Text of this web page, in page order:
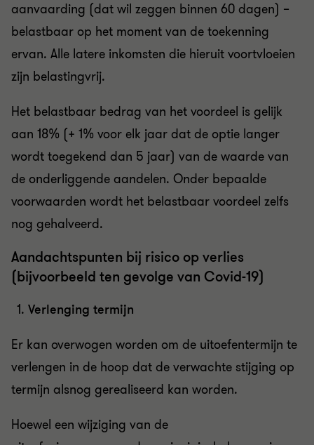
aanvaarding (dat wil zeggen binnen 60 dagen) –
belastbaar op het moment van de toekenning
ervan. Alle latere inkomsten die hieruit voortvloeien
zijn belastingvrij.
Het belastbaar bedrag van het voordeel is gelijk
aan 18% (+ 1% voor elk jaar dat de optie langer
wordt toegekend dan 5 jaar) van de waarde van
de onderliggende aandelen. Onder bepaalde
voorwaarden wordt het belastbaar voordeel zelfs
nog gehalveerd.
Aandachtspunten bij risico op verlies
(bijvoorbeeld ten gevolge van Covid-19)
Verlenging termijn
Er kan overwogen worden om de uitoefentermijn te
verlengen in de hoop dat de verwachte stijging op
termijn alsnog gerealiseerd kan worden.
Hoewel een wijziging van de